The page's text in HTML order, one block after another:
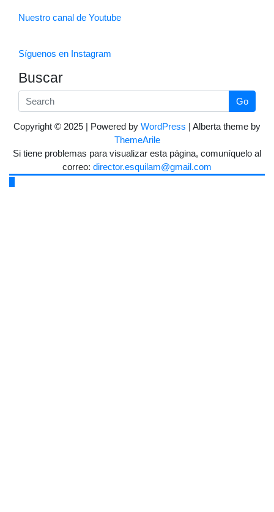
Nuestro canal de Youtube
Síguenos en Instagram
Buscar
Go
Copyright © 2025 | Powered by WordPress | Alberta theme by
ThemeArile
Si tiene problemas para visualizar esta página, comuníquelo al
correo: director.esquilam@gmail.com